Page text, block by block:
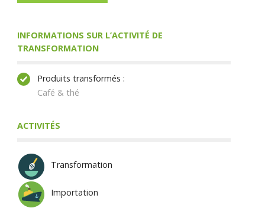
INFORMATIONS SUR L’ACTIVITÉ DE
TRANSFORMATION
Produits transformés :
Café & thé
ACTIVITÉS
Transformation
Importation